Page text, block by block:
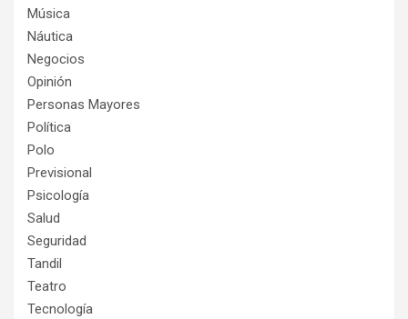
Música
Náutica
Negocios
Opinión
Personas Mayores
Política
Polo
Previsional
Psicología
Salud
Seguridad
Tandil
Teatro
Tecnología